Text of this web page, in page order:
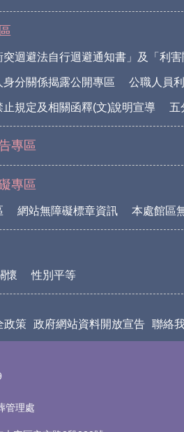
突迴避法自行迴避通知書」及「利
分關係揭露公開專區 公職人員
規定及相關函釋(文)說明宣導 五
專區
專區
網站無障礙標章資訊 本處館區
懷 性別平等
政策 政府網站資料開放宣告 聯絡
管理處